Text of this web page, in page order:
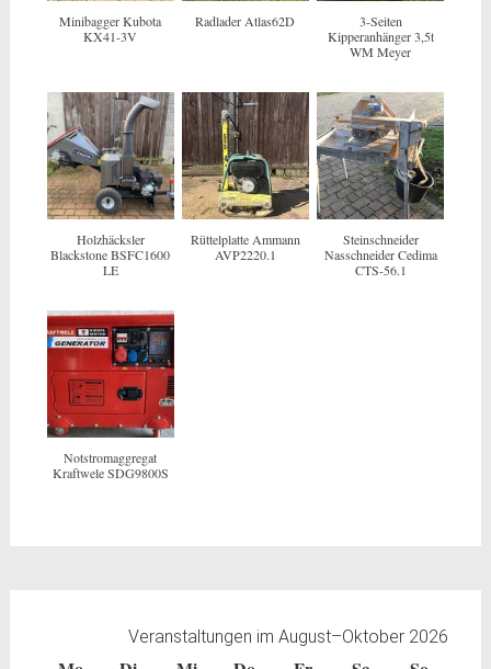
Minibagger Kubota
KX41-3V
Radlader Atlas62D
3-Seiten
Kipperanhänger 3,5t
WM Meyer
Holzhäcksler
Blackstone BSFC1600
LE
Rüttelplatte Ammann
AVP2220.1
Steinschneider
Nasschneider Cedima
CTS-56.1
Notstromaggregat
Kraftwele SDG9800S
Veranstaltungen im August–Oktober 2026